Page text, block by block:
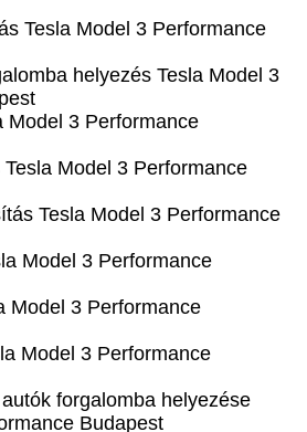
Tesla Model 3 Performance
helyezés Tesla Model 3
Model 3 Performance
Model 3 Performance
Tesla Model 3 Performance
Model 3 Performance
Model 3 Performance
Model 3 Performance
forgalomba helyezése
Budapest